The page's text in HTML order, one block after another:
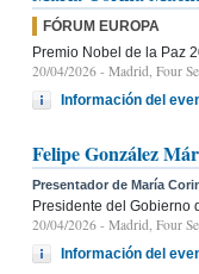
FÓRUM EUROPA
Premio Nobel de la Paz
20/04/2026 - Madrid, Four
Información del
Felipe González
Presentador de María
Presidente del Gobierno
20/04/2026 - Madrid, Four
Información del